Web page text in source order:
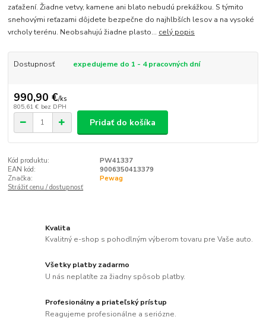
zaťažení. Žiadne vetvy, kamene ani blato nebudú prekážkou. S týmito
snehovými reťazami dôjdete bezpečne do najhlbších lesov a na vysoké
vrcholy terénu. Neobsahujú žiadne plasto... celý popis
Dostupnosť expedujeme do 1 - 4 pracovných dní
990,90 €/ks
805,61 € bez DPH
Pridať do košíka
Kód produktu:
PW41337
EAN kód:
9006350413379
Značka:
Pewag
Strážiť cenu / dostupnosť
Kvalita
Kvalitný e-shop s pohodlným výberom tovaru pre Vaše auto.
Všetky platby zadarmo
U nás neplatíte za žiadny spôsob platby.
Profesionálny a priateľský prístup
Reagujeme profesionálne a seriózne.